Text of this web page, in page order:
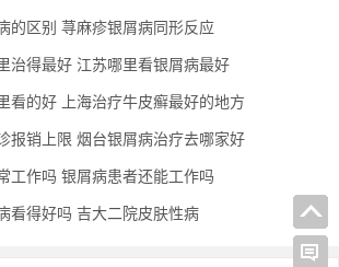
的区别 荨麻疹银屑病同形反应
治得最好 江苏哪里看银屑病最好
看的好 上海治疗牛皮癣最好的地方
报销上限 烟台银屑病治疗去哪家好
工作吗 银屑病患者还能工作吗
看得好吗 吉大二院皮肤性病